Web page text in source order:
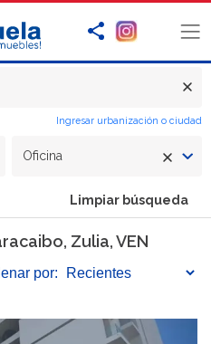
Ingresar urbanización o ciudad
Oficina
Limpiar búsqueda
Zulia, VEN
por: